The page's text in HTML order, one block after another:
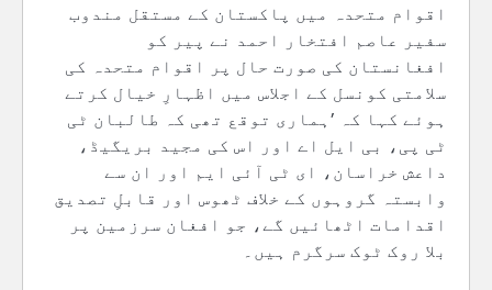
اقوام متحدہ میں پاکستان کے مستقل مندوب
سفیر عاصم افتخار احمد نے پیر کو
افغانستان کی صورت حال پر اقوام متحدہ کی
سلامتی کونسل کے اجلاس میں اظہارِ خیال کرتے
ہوئے کہا کہ ’ہماری توقع تھی کہ طالبان ٹی
ٹی پی، بی ایل اے اور اس کی مجید بریگیڈ،
داعش خراسان، ای ٹی آئی ایم اور ان سے
وابستہ گروہوں کے خلاف ٹھوس اور قابلِ تصدیق
اقدامات اٹھائیں گے، جو افغان سرزمین پر
بلا روک ٹوک سرگرم ہیں۔